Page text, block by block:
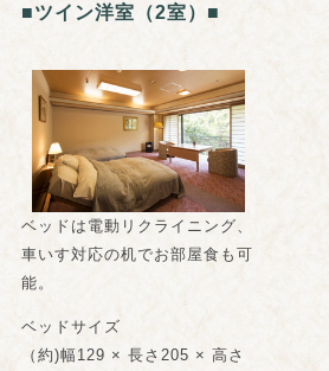
■ツイン洋室（2室）■
ベッドは電動リクライニング、
車いす対応の机でお部屋食も可
能。
ベッドサイズ
（約)幅129 × 長さ205 × 高さ